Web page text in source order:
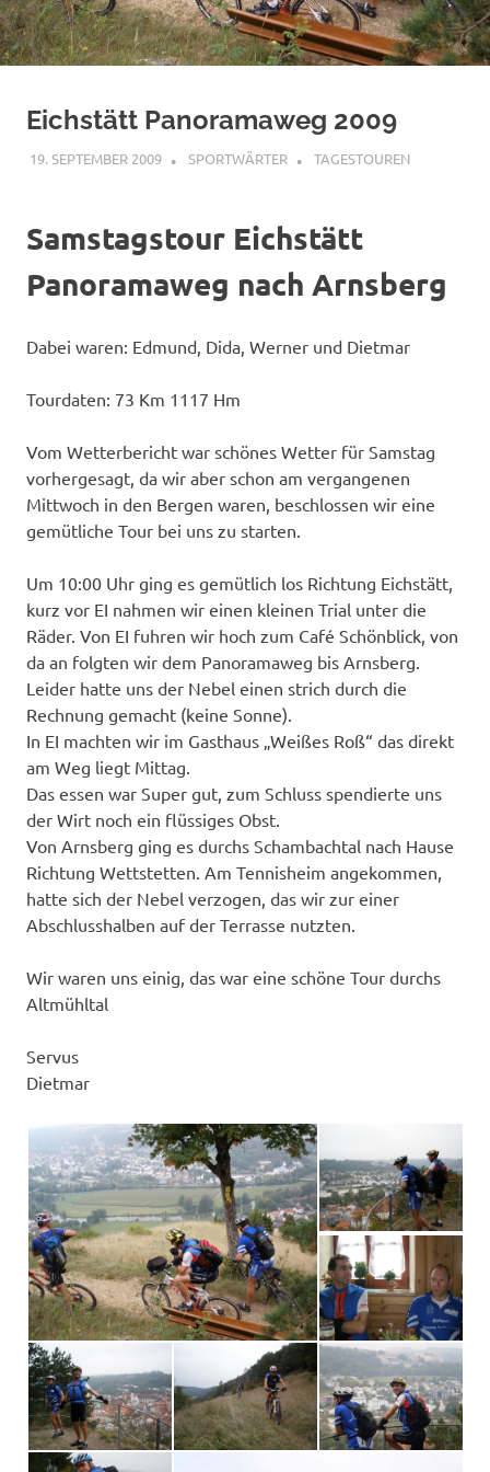
Eichstätt Panoramaweg 2009
19. SEPTEMBER 2009 SPORTWÄRTER TAGESTOUREN
Samstagstour Eichstätt
Panoramaweg nach Arnsberg
Dabei waren: Edmund, Dida, Werner und Dietmar
Tourdaten: 73 Km 1117 Hm
Vom Wetterbericht war schönes Wetter für Samstag
vorhergesagt, da wir aber schon am vergangenen
Mittwoch in den Bergen waren, beschlossen wir eine
gemütliche Tour bei uns zu starten.
Um 10:00 Uhr ging es gemütlich los Richtung Eichstätt,
kurz vor EI nahmen wir einen kleinen Trial unter die
Räder. Von EI fuhren wir hoch zum Café Schönblick, von
da an folgten wir dem Panoramaweg bis Arnsberg.
Leider hatte uns der Nebel einen strich durch die
Rechnung gemacht (keine Sonne).
In EI machten wir im Gasthaus „Weißes Roß“ das direkt
am Weg liegt Mittag.
Das essen war Super gut, zum Schluss spendierte uns
der Wirt noch ein flüssiges Obst.
Von Arnsberg ging es durchs Schambachtal nach Hause
Richtung Wettstetten. Am Tennisheim angekommen,
hatte sich der Nebel verzogen, das wir zur einer
Abschlusshalben auf der Terrasse nutzten.
Wir waren uns einig, das war eine schöne Tour durchs
Altmühltal
Servus
Dietmar